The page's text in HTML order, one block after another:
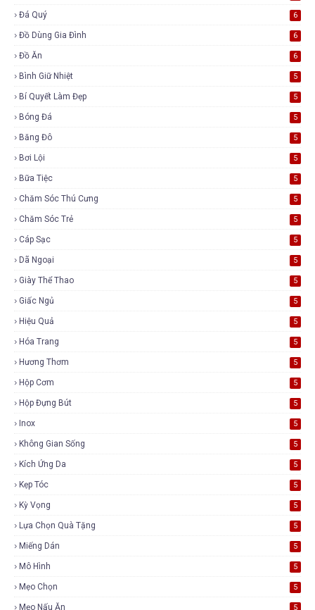
Đá Quý 6
Đồ Dùng Gia Đình 6
Đồ Ăn 6
Bình Giữ Nhiệt 5
Bí Quyết Làm Đẹp 5
Bóng Đá 5
Băng Đô 5
Bơi Lội 5
Bữa Tiệc 5
Chăm Sóc Thú Cưng 5
Chăm Sóc Trẻ 5
Cáp Sạc 5
Dã Ngoại 5
Giày Thể Thao 5
Giấc Ngủ 5
Hiệu Quả 5
Hóa Trang 5
Hương Thơm 5
Hộp Cơm 5
Hộp Đựng Bút 5
Inox 5
Không Gian Sống 5
Kích Ứng Da 5
Kẹp Tóc 5
Kỳ Vọng 5
Lựa Chọn Quà Tặng 5
Miếng Dán 5
Mô Hình 5
Mẹo Chọn 5
Mẹo Nấu Ăn 5